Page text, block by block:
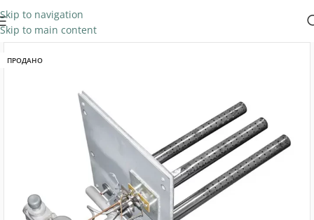
Skip to navigation
Skip to main content
ПРОДАНО